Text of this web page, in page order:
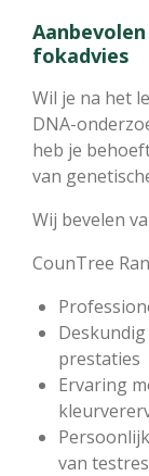
fokadvies
Wil je na het
DNA-
heb je
van
Wij bevelen
CounTree
Deskundig
prestaties
Ervaring
van